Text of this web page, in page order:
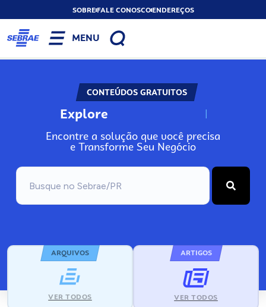
SOBREFALE CONOSCOENDEREÇOS
MENU
CONTEÚDOS GRATUITOS
Explore N
Encontre a solução que você precisa
e Transforme Seu Negócio
ARQUIVOS
VER TODOS
ARTIGOS
VER TODOS